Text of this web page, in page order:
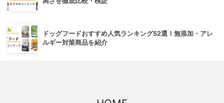
ドッグフードおすすめ人気ランキング52選！無添加・アレ
ルギー対策商品を紹介